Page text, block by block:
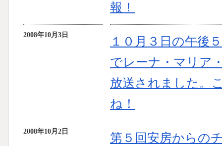
報！
2008年10月3日
１０月３日の午後
でレーナ・マリア
放送されました。
ね！
2008年10月2日
第５回安房からの